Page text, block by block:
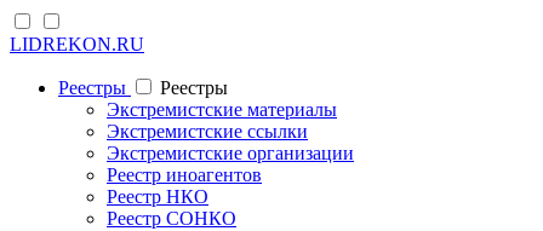
LIDREKON.RU
Реестры
Реестры
Экстремистские материалы
Экстремистские ссылки
Экстремистские организации
Реестр иноагентов
Реестр НКО
Реестр СОНКО